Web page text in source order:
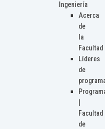
Ingeniería
Acerca
de
la
Facultad
Líderes
de
Facultad
de